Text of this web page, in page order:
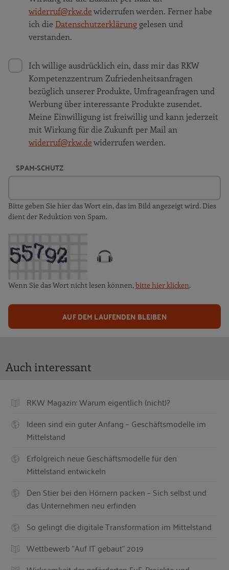
widerruf@rkw.dewiderrufen werden. Ferner habe
ich die Datenschutzerklärunggelesen und
verstanden.
Ich willige ausdrücklich ein, dass mir das RKW
Kompetenzzentrum Zufriedenheitsanfragen
bezüglich unserer Produkte, Umfrageanfragen und
Werbung über interessante Produkte zusendet.
Meine Einwilligung ist freiwillig und kann jederzeit
mit Wirkung für die Zukunft per Mail an
widerruf@rkw.dewiderrufen werden.
SPAM-SCHUTZ
Bitte geben Sie hier das Wort ein, das im Bild angezeigt wird. Dies
dient der Reduktion von Spam.
Wenn Sie das Wort nicht lesen können, bitte hier klicken.
AUF DEM LAUFENDEN BLEIBEN
Auch interessant
RKW Magazin: Warum eigentlich (nicht)?
Ideen sind ein guter Anfang – Geschäftsmodelle im
Mittelstand
Erfolgreich neue Geschäftsmodelle für den
Mittelstand entwickeln
Den Stier bei den Hörnern packen – Sich selbst und
das Unternehmen neu erfinden
So gelingt die digitale Transformation im Mittelstand
Wettbewerb "Auf IT gebaut" 2019